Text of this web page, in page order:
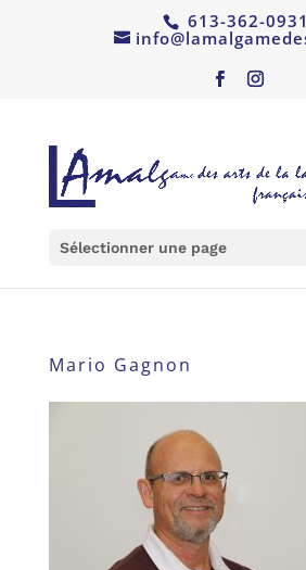
613-362-0931
Sélectionner une page
Mario Gagnon